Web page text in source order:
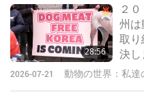
28:56
２
州は
取
決し
６
の
2026-07-21 動物の世界：私達